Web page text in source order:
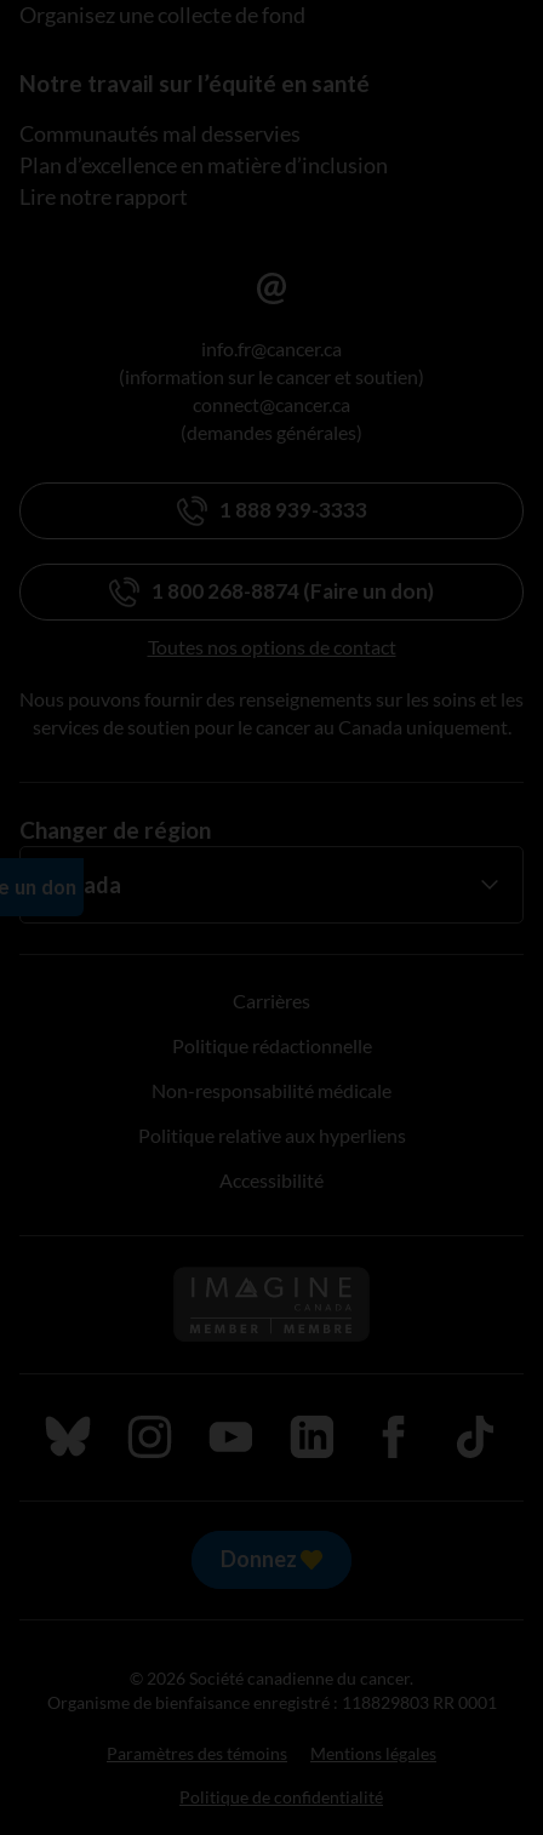
Organisez une collecte de fond
Notre travail sur l’équité en santé
Communautés mal desservies
Plan d’excellence en matière d’inclusion
Lire notre rapport
info.fr@cancer.ca
(information sur le cancer et soutien)
connect@cancer.ca
(demandes générales)
1 888 939-3333
1 800 268-8874 (Faire un don)
Toutes nos options de contact
Nous pouvons fournir des renseignements sur les soins et les
services de soutien pour le cancer au Canada uniquement.
Changer de région
Carrières
Politique rédactionnelle
Non-responsabilité médicale
Politique relative aux hyperliens
Accessibilité
Suivez nous sur Bluesky
Suivez nous sur Instagram
Suivez nous sur Youtube
Suivez nous sur LinkedIn
Suivez nous sur
TikTok
Donnez
© 2026 Société canadienne du cancer.
Organisme de bienfaisance enregistré : 118829803 RR 0001
Paramètres des témoins Mentions légales
Politique de confidentialité